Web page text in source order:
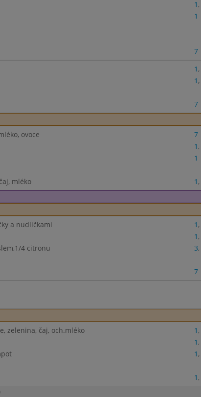
1 ,
1
7
1 ,
1 ,
7
ovoce
7
1 ,
1
mléko 1 ,
a nudličkami 1 ,
1 ,
4 citronu 3,
7
zelenina, čaj, och.mléko 1 ,
1 ,
1 ,
1 ,